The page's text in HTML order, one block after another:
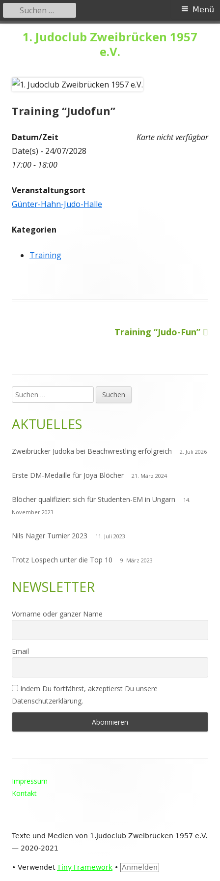
1. Judoclub Zweibrücken 1957
e.V.
Primäres
Menü
Menü
Suchen
nach:
Training “Judofun”
Karte nicht verfügbar
Datum/Zeit
Date(s) - 24/07/2028
17:00 - 18:00
Veranstaltungsort
Günter-Hahn-Judo-Halle
Kategorien
Training
BeitragsnavigationNächster
Training “Judo-Fun”
Haupt-
Seitenleiste
Suchen
nach:
AKTUELLES
Zweibrücker Judoka bei Beachwrestling erfolgreich 2. Juli 2026
Erste DM-Medaille für Joya Blöcher 21. März 2024
Blöcher qualifiziert sich für Studenten-EM in Ungarn
14.
November 2023
Nils Nager Turnier 2023 11. Juli 2023
Trotz Lospech unter die Top 10 9. März 2023
NEWSLETTER
Vorname oder ganzer Name
Email
Indem Du fortfährst, akzeptierst Du unsere
Datenschutzerklärung.
Inhalt
Impressum
Kontakt
Texte und Medien von 1.Judoclub Zweibrücken 1957 e.V.
— 2020-2021
• VerwendetTiny Framework • Anmelden